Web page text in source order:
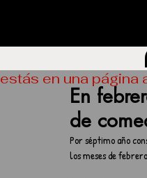
En
de
Por séptimo año
los meses de
estás en una página